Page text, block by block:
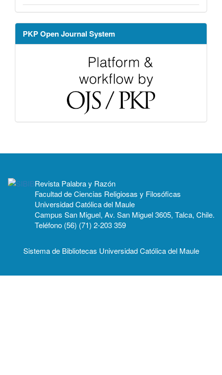
PKP Open Journal System
Revista Palabra y Razón
Facultad de Ciencias Religiosas y Filosóficas
Universidad Católica del Maule
Campus San Miguel, Av. San Miguel 3605, Talca, Chile.
Teléfono (56) (71) 2-203 359
Sistema de Bibliotecas Universidad Católica del Maule